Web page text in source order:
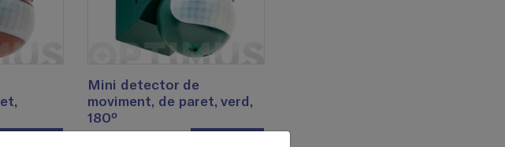
Mini detector de
moviment, de paret, verd,
180º